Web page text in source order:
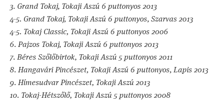
3. Grand Tokaj, Tokaji Aszú 6 puttonyos 2013
4-5. Grand Tokaj, Tokaji Aszú 6 puttonyos, Szarvas 2013
4-5. Tokaj Classic, Tokaji Aszú 6 puttonyos 2006
6. Pajzos Tokaj, Tokaji Aszú 6 puttonyos 2013
7. Béres Szőlőbirtok, Tokaji Aszú 5 puttonyos 2011
8. Hangavári Pincészet, Tokaji Aszú 6 puttonyos, Lapis 2013
9. Hímesudvar Pincészet, Tokaji Aszú 2013
10. Tokaj-Hétszőlő, Tokaji Aszú 5 puttonyos 2008